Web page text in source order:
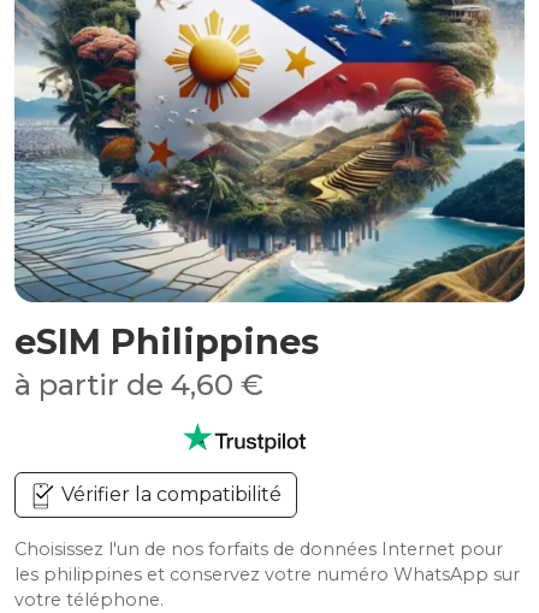
eSIM Philippines
à partir de 4,60 €
Vérifier la compatibilité
Choisissez l'un de nos forfaits de données Internet pour
les philippines et conservez votre numéro WhatsApp sur
votre téléphone.